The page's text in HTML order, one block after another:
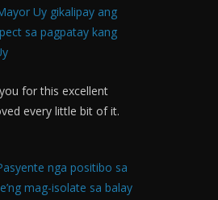
Uy gikalipay ang
sa pagpatay kang
for this excellent
every little bit of it.
nga positibo sa
mag-isolate sa balay